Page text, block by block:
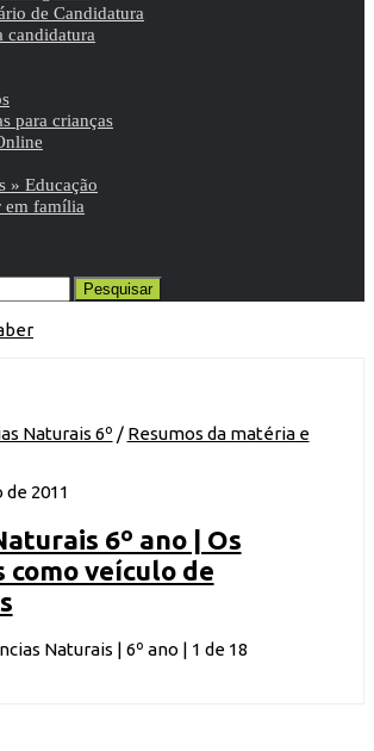
de Candidatura
candidatura
para crianças
» Educação
em família
Naturais 6º / Resumos da matéria e
2011
6º ano | Os
veículo de
Naturais | 6º ano | 1 de 18